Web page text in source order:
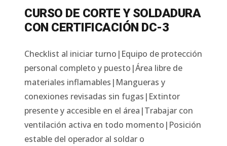
CURSO DE CORTE Y SOLDADURA
CON CERTIFICACIÓN DC-3
Checklist al iniciar turno|Equipo de protección
personal completo y puesto|Área libre de
materiales inflamables|Mangueras y
conexiones revisadas sin fugas|Extintor
presente y accesible en el área|Trabajar con
ventilación activa en todo momento|Posición
estable del operador al soldar o